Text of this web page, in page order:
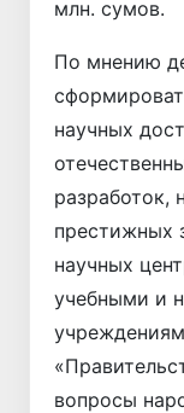
млн. сумов.
По мнению
научных
разработок,
престижных
научных
учебными и
вопросы